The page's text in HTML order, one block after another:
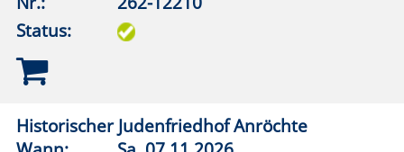
STONEHENGE. Uralte Geheimnisse, neue
Entdeckungen
19:30 Uhr
Wo:
vhs online